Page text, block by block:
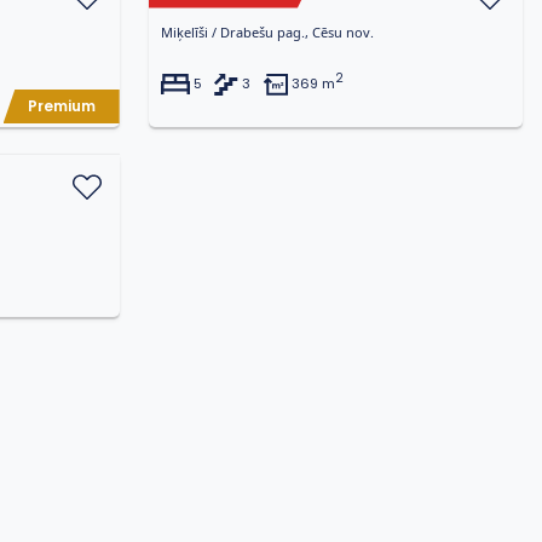
Miķelīši / Drabešu pag., Cēsu nov.
5 3 369 m2
Premium